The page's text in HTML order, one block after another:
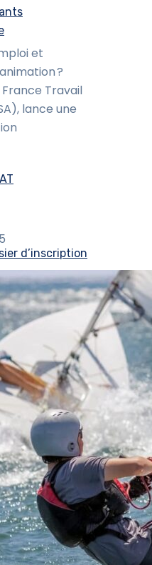
d’inscription
et
?
France Travail
lance une